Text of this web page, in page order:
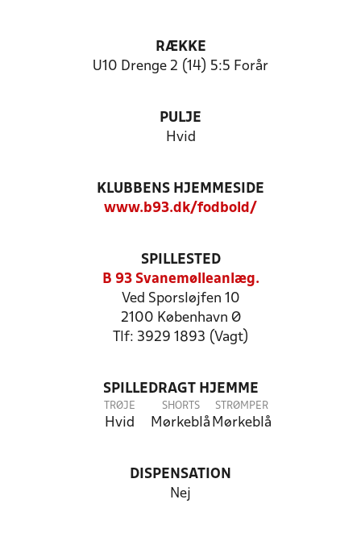
RÆKKE
U10 Drenge 2 (14) 5:5 Forår
PULJE
Hvid
KLUBBENS HJEMMESIDE
www.b93.dk/fodbold/
SPILLESTED
B 93 Svanemølleanlæg.
Ved Sporsløjfen 10
2100 København Ø
Tlf: 3929 1893 (Vagt)
SPILLEDRAGT HJEMME
TRØJE
Hvid
SHORTS
Mørkeblå
STRØMPER
Mørkeblå
DISPENSATION
Nej